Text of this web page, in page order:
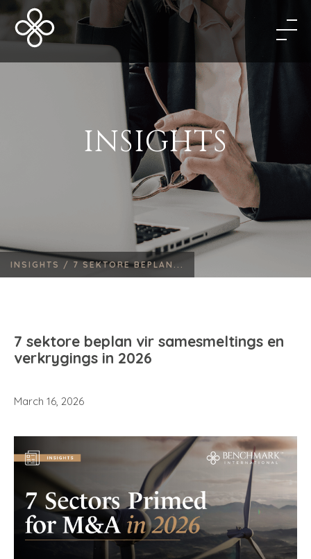
INSIGHTS
INSIGHTS / 7 SEKTORE BEPLAN...
7 sektore beplan vir samesmeltings en
verkrygings in 2026
March 16, 2026